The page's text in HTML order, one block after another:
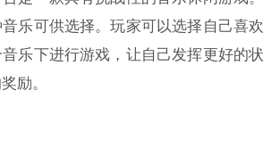
乐可供选择。玩家可以选择自己喜欢
乐下进行游戏，让自己发挥更好的状
励。